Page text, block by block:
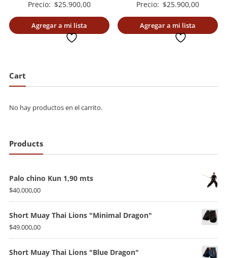
Precio: $25.900,00
Agregar a mi lista
Precio: $25.900,00
Agregar a mi lista
Cart
No hay productos en el carrito.
Products
Palo chino Kun 1,90 mts
$40.000,00
Short Muay Thai Lions "Minimal Dragon"
$49.000,00
Short Muay Thai Lions "Blue Dragon"